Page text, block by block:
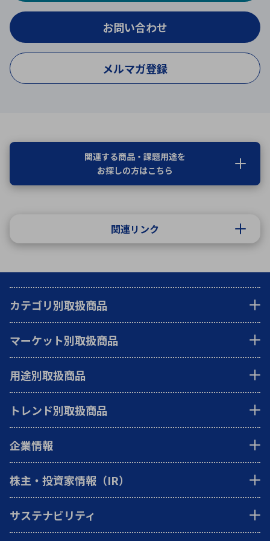
お問い合わせ
メルマガ登録
関連する商品・課題用途を
お探しの方はこちら
関連リンク
カテゴリ別取扱商品
マーケット別取扱商品
用途別取扱商品
トレンド別取扱商品
企業情報
株主・投資家情報（IR）
サステナビリティ